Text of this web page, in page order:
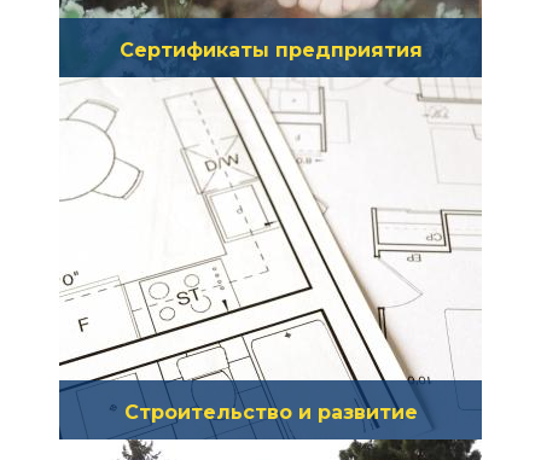
Сертификаты предприятия
Нажмите здесь, если хотите
начать новый бизнес или вести
бизнес в Солана-Бич.
Строительство и развитие